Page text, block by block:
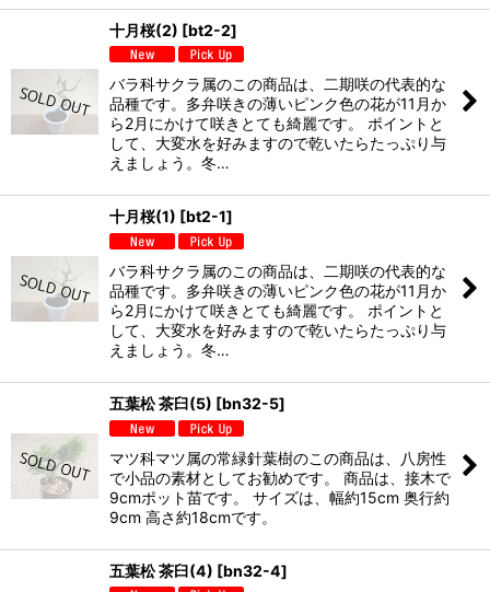
十月桜(2) [bt2-2]
バラ科サクラ属のこの商品は、二期咲の代表的な
品種です。多弁咲きの薄いピンク色の花が11月か
ら2月にかけて咲きとても綺麗です。 ポイントと
して、大変水を好みますので乾いたらたっぷり与
えましょう。冬…
十月桜(1) [bt2-1]
バラ科サクラ属のこの商品は、二期咲の代表的な
品種です。多弁咲きの薄いピンク色の花が11月か
ら2月にかけて咲きとても綺麗です。 ポイントと
して、大変水を好みますので乾いたらたっぷり与
えましょう。冬…
五葉松 茶臼(5) [bn32-5]
マツ科マツ属の常緑針葉樹のこの商品は、八房性
で小品の素材としてお勧めです。 商品は、接木で
9cmポット苗です。 サイズは、幅約15cm 奥行約
9cm 高さ約18cmです。
五葉松 茶臼(4) [bn32-4]